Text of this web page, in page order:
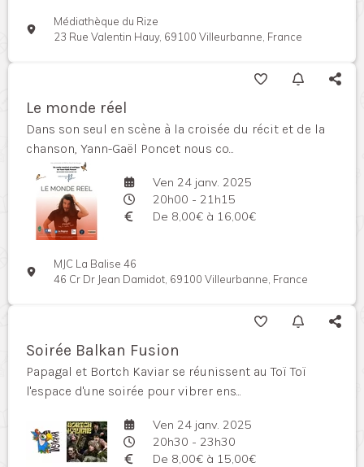
Médiathèque du Rize
23 Rue Valentin Hauy, 69100 Villeurbanne, France
Le monde réel
Dans son seul en scène à la croisée du récit et de la
chanson, Yann-Gaël Poncet nous co...
Ven 24 janv. 2025
20h00 - 21h15
De 8,00€ à 16,00€
MJC La Balise 46
46 Cr Dr Jean Damidot, 69100 Villeurbanne, France
Soirée Balkan Fusion
Papagal et Bortch Kaviar se réunissent au Toï Toï
l'espace d'une soirée pour vibrer ens...
Ven 24 janv. 2025
20h30 - 23h30
De 8,00€ à 15,00€